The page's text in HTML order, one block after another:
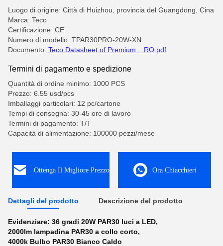
Luogo di origine: Città di Huizhou, provincia del Guangdong, Cina
Marca: Teco
Certificazione: CE
Numero di modello: TPAR30PRO-20W-XN
Documento: Teco Datasheet of Premium ...RO.pdf
Termini di pagamento e spedizione
Quantità di ordine minimo: 1000 PCS
Prezzo: 6.55 usd/pcs
Imballaggi particolari: 12 pc/cartone
Tempi di consegna: 30-45 ore di lavoro
Termini di pagamento: T/T
Capacità di alimentazione: 100000 pezzi/mese
Ottenga Il Migliore Prezzo Ora Chiacchieri
Dettagli del prodotto Descrizione del prodotto
Evidenziare: 36 gradi 20W PAR30 luci a LED,
2000lm lampadina PAR30 a collo corto,
4000k Bulbo PAR30 Bianco Caldo